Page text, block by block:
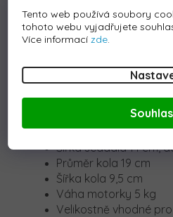
Tento web používá soubory
tohoto webu vyjadřujete
Více informacízde.
Převodovka vpřed i
Rychlost 2 km/h
Maximální nosnost 5 kg
Šířka motorky 42 cm
Výška motorky 56 cm
Výška od země 7 cm
Vzdálenost
cm
Šířka sedadla 14 cm,
Průměr kola 19 cm
Šířka kola 9,5 cm
Váha motorky 5 kg
Velikostně vhodné